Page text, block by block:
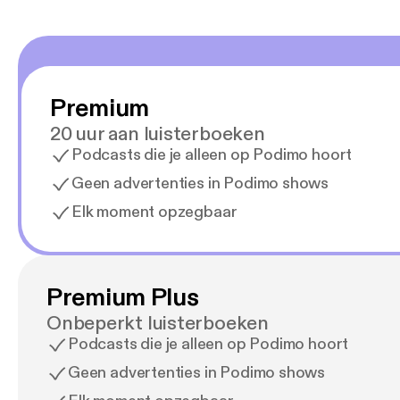
Premium
20 uur aan luisterboeken
Podcasts die je alleen op Podimo hoort
Geen advertenties in Podimo shows
Elk moment opzegbaar
Premium Plus
Onbeperkt luisterboeken
Podcasts die je alleen op Podimo hoort
Geen advertenties in Podimo shows